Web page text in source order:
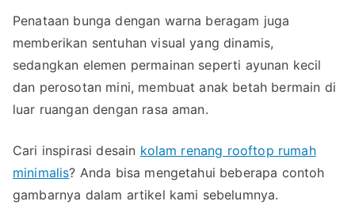
Penataan bunga dengan warna beragam juga
memberikan sentuhan visual yang dinamis,
sedangkan elemen permainan seperti ayunan kecil
dan perosotan mini, membuat anak betah bermain di
luar ruangan dengan rasa aman.
Cari inspirasi desain kolam renang rooftop rumah
minimalis? Anda bisa mengetahui beberapa contoh
gambarnya dalam artikel kami sebelumnya.